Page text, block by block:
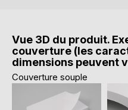
Vue 3D du produit.
couverture (les
dimensions peuvent
Couverture souple